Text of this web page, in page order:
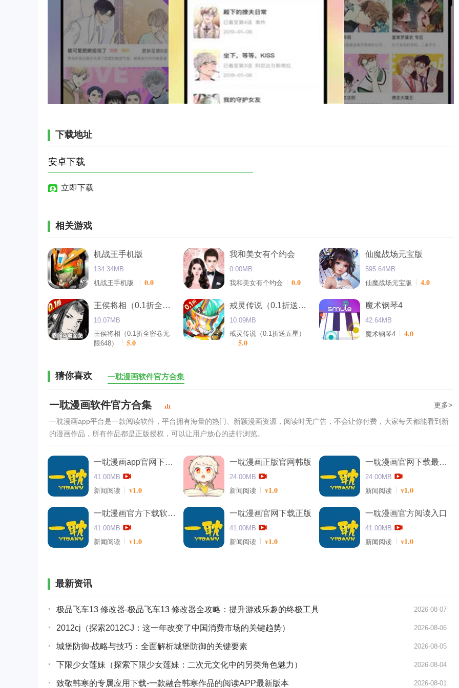
下载地址
安卓下载
立即下载
相关游戏
机战王手机版
134.34MB
机战王手机版
0.0
我和美女有个约会
0.00MB
我和美女有个约会
0.0
仙魔战场元宝版
595.64MB
仙魔战场元宝版
4.0
王侯将相（0.1折全密卷无限648）
10.07MB
王侯将相（0.1折全密卷无
限648）
5.0
戒灵传说（0.1折送五星）
10.09MB
戒灵传说（0.1折送五星）
5.0
魔术钢琴4
42.64MB
魔术钢琴4
4.0
猜你喜欢 一耽漫画软件官方合集
一耽漫画软件官方合集
更多>
一耽漫画app平台是一款阅读软件，平台拥有海量的热门、新颖漫画资源，阅读时无广告，不会让你付费，大家每天都能看到新
的漫画作品，所有作品都是正版授权，可以让用户放心的进行浏览。
一耽漫画app官网下载最新版
41.00MB
新闻阅读
v1.0
一耽漫画正版官网韩版
24.00MB
新闻阅读
v1.0
一耽漫画官网下载最新版
24.00MB
新闻阅读
v1.0
一耽漫画官方下载软件入囗
41.00MB
新闻阅读
v1.0
一耽漫画官网下载正版
41.00MB
新闻阅读
v1.0
一耽漫画官方阅读入口
41.00MB
新闻阅读
v1.0
最新资讯
极品飞车13 修改器-极品飞车13 修改器全攻略：提升游戏乐趣的终极工具 2026-08-07
2012cj（探索2012CJ：这一年改变了中国消费市场的关键趋势） 2026-08-06
城堡防御-战略与技巧：全面解析城堡防御的关键要素 2026-08-05
下限少女莲妹（探索下限少女莲妹：二次元文化中的另类角色魅力） 2026-08-04
致敬韩寒的专属应用下载-一款融合韩寒作品的阅读APP最新版本 2026-08-01